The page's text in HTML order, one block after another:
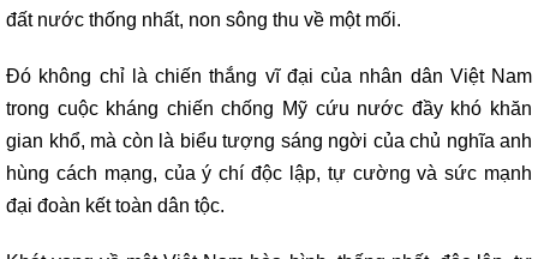
đất nước thống nhất, non sông thu về một mối.
Đó không chỉ là chiến thắng vĩ đại của nhân dân Việt Nam
trong cuộc kháng chiến chống Mỹ cứu nước đầy khó khăn
gian khổ, mà còn là biểu tượng sáng ngời của chủ nghĩa anh
hùng cách mạng, của ý chí độc lập, tự cường và sức mạnh
đại đoàn kết toàn dân tộc.